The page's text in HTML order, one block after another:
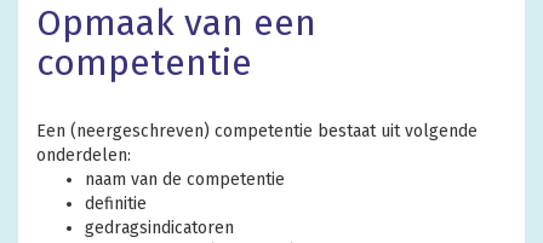
Opmaak van een
competentie
Een (neergeschreven) competentie bestaat uit volgende
onderdelen:
naam van de competentie
definitie
gedragsindicatoren